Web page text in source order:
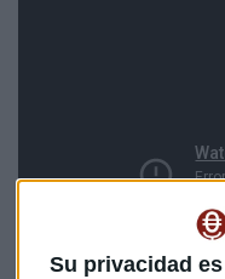
Su privacidad